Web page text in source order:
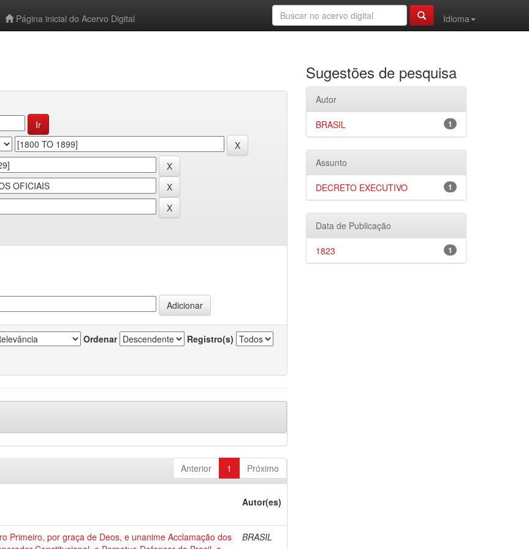
Página inicial do Acervo Digital
Idioma
Ordenar Registro(s)
Anterior 1 Próximo
Autor(es)
Primeiro, por graça de Deos, e unanime Acclamação dos
BRASIL
Sugestões de pesquisa
Autor
1
BRASIL
Assunto
1
DECRETO EXECUTIVO
Data de Publicação
1
1823